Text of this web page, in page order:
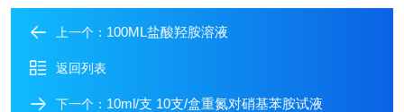
上一个： 100ML盐酸羟胺溶液
返回列表
下一个： 10ml/支 10支/盒重氮对硝基苯胺试液